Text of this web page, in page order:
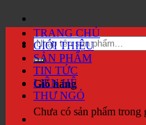
Tìm
kiếm:
Giỏ hàng
Chưa có sản phẩm trong
TRANG CHỦ
GIỚI THIỆU
SẢN PHẨM
TIN TỨC
LIÊN HỆ
THƯ NGỎ